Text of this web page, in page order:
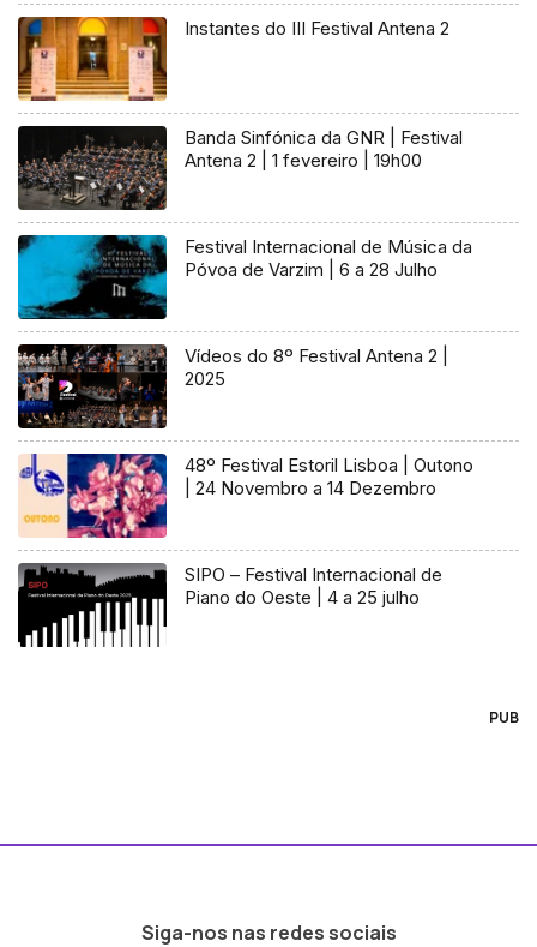
Instantes do III Festival Antena 2
Banda Sinfónica da GNR | Festival
Antena 2 | 1 fevereiro | 19h00
Festival Internacional de Música da
Póvoa de Varzim | 6 a 28 Julho
Vídeos do 8º Festival Antena 2 |
2025
48º Festival Estoril Lisboa | Outono
| 24 Novembro a 14 Dezembro
SIPO – Festival Internacional de
Piano do Oeste | 4 a 25 julho
PUB
Siga-nos nas redes sociais